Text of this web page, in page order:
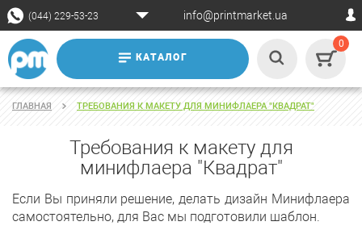
(044) 229-53-23 info@printmarket.ua
КАТАЛОГ
0
ГЛАВНАЯ ТРЕБОВАНИЯ К МАКЕТУ ДЛЯ МИНИФЛАЕРА "КВАДРАТ"
Требования к макету для
минифлаера "Квадрат"
Если Вы приняли решение, делать дизайн Минифлаера
самостоятельно, для Вас мы подготовили шаблон.